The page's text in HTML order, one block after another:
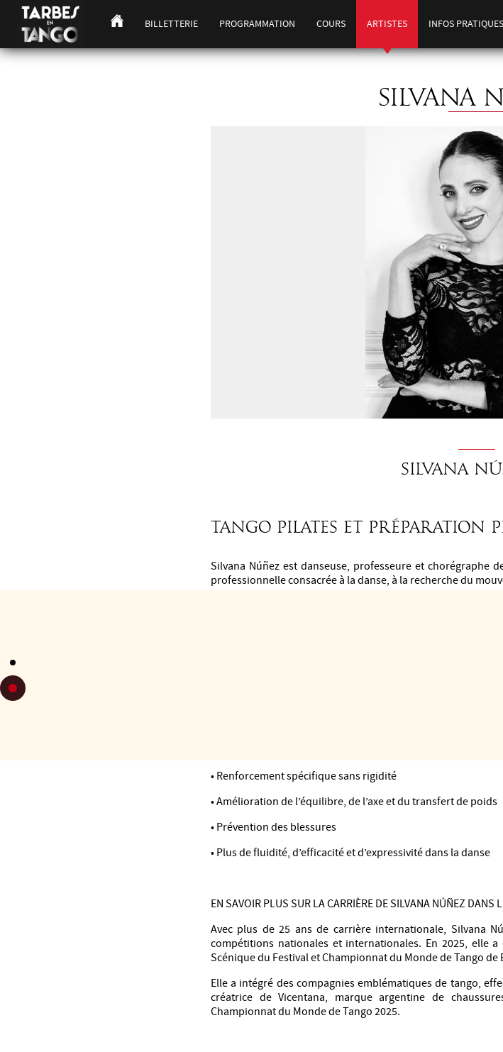
BILLETTERIE PROGRAMMATION COURS ARTISTES INFOS PRATIQUES
SILVANA
SILVANA
TANGO PILATES ET PRÉPARATION
Silvana Núñez est danseuse, professeure et chorégraphe
professionnelle consacrée à la danse, à la recherche du
• Renforcement spécifique sans rigidité
• Amélioration de l’équilibre, de l’axe et du transfert de poids
• Prévention des blessures
• Plus de fluidité, d’efficacité et d’expressivité dans la danse
EN SAVOIR PLUS SUR LA CARRIÈRE DE SILVANA NÚÑEZ DANS
Avec plus de 25 ans de carrière internationale, Silvana
compétitions nationales et internationales. En 2025, elle
Scénique du Festival et Championnat du Monde de Tango de
Elle a intégré des compagnies emblématiques de tango,
créatrice de Vicentana, marque argentine de
Championnat du Monde de Tango 2025.